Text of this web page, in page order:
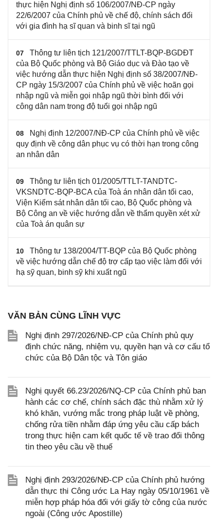
thực hiện Nghị định số 106/2007/NĐ-CP ngày
22/6/2007 của Chính phủ về chế độ, chính sách đối
với gia đình hạ sĩ quan và binh sĩ tại ngũ
07
Thông tư liên tịch 121/2007/TTLT-BQP-BGDĐT
của Bộ Quốc phòng và Bộ Giáo dục và Đào tạo về
việc hướng dẫn thực hiện Nghị định số 38/2007/NĐ-
CP ngày 15/3/2007 của Chính phủ về việc hoãn gọi
nhập ngũ và miễn gọi nhập ngũ thời bình đối với
công dân nam trong độ tuổi gọi nhập ngũ
08
Nghị định 12/2007/NĐ-CP của Chính phủ về việc
quy định về công dân phục vụ có thời hạn trong công
an nhân dân
09
Thông tư liên tịch 01/2005/TTLT-TANDTC-
VKSNDTC-BQP-BCA của Toà án nhân dân tối cao,
Viện Kiểm sát nhân dân tối cao, Bộ Quốc phòng và
Bộ Công an về việc hướng dẫn về thẩm quyền xét xử
của Toà án quân sự
10
Thông tư 138/2004/TT-BQP của Bộ Quốc phòng
về việc hướng dẫn chế độ trợ cấp tạo việc làm đối với
hạ sỹ quan, binh sỹ khi xuất ngũ
VĂN BẢN CÙNG LĨNH VỰC
Nghị định 297/2026/NĐ-CP của Chính phủ quy
định chức năng, nhiệm vụ, quyền hạn và cơ cấu tổ
chức của Bộ Dân tộc và Tôn giáo
Nghị quyết 66.23/2026/NQ-CP của Chính phủ ban
hành các cơ chế, chính sách đặc thù nhằm xử lý
khó khăn, vướng mắc trong pháp luật về phòng,
chống rửa tiền nhằm đáp ứng yêu cầu cấp bách
trong thực hiện cam kết quốc tế về trao đổi thông
tin theo yêu cầu về thuế
Nghị định 293/2026/NĐ-CP của Chính phủ hướng
dẫn thực thi Công ước La Hay ngày 05/10/1961 về
miễn hợp pháp hóa đối với giấy tờ công của nước
ngoài (Công ước Apostille)